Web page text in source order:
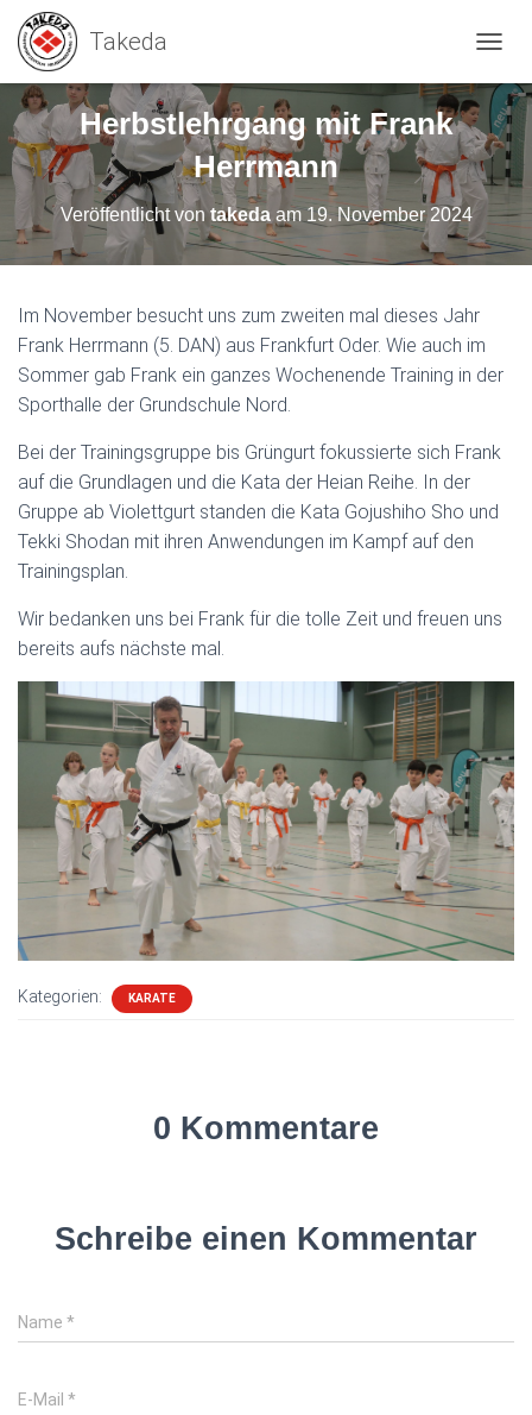
A
V
I
G
A
I
O
N
H
T
Herbstlehrgang mit Frank
Herrmann
Veröffentlicht vontakedaam 19. November 2024
Im November besucht uns zum zweiten mal dieses Jahr
Frank Herrmann (5. DAN) aus Frankfurt Oder. Wie auch im
Sommer gab Frank ein ganzes Wochenende Training in der
Sporthalle der Grundschule Nord.
Bei der Trainingsgruppe bis Grüngurt fokussierte sich Frank
auf die Grundlagen und die Kata der Heian Reihe. In der
Gruppe ab Violettgurt standen die Kata Gojushiho Sho und
Tekki Shodan mit ihren Anwendungen im Kampf auf den
Trainingsplan.
Wir bedanken uns bei Frank für die tolle Zeit und freuen uns
bereits aufs nächste mal.
Kategorien: KARATE
0 Kommentare
Schreibe einen Kommentar
Name *
E-Mail *